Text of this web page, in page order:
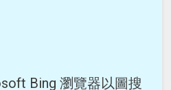
Bing 瀏覽器以圖搜